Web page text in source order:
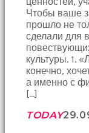
Чтобы ваше
прошло не
сделали для
культуры. 1.
конечно,
а именно с
[…]
TODAY